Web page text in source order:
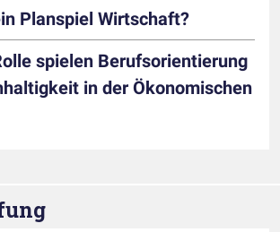
Planspiel Wirtschaft?
spielen Berufsorientierung
in der Ökonomischen